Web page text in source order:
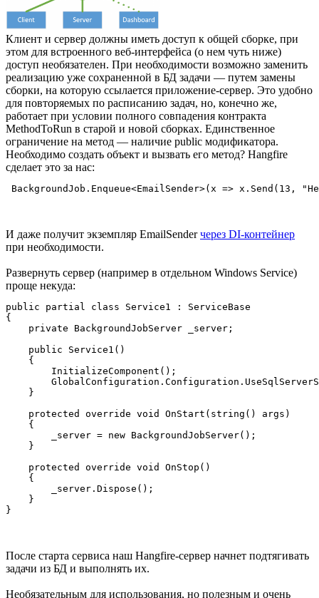
Клиент и сервер должны иметь доступ к общей сборке, при
этом для встроенного веб-интерфейса (о нем чуть ниже)
доступ необязателен. При необходимости возможно заменить
реализацию уже сохраненной в БД задачи — путем замены
сборки, на которую ссылается приложение-сервер. Это удобно
для повторяемых по расписанию задач, но, конечно же,
работает при условии полного совпадения контракта
MethodToRun в старой и новой сборках. Единственное
ограничение на метод — наличие public модификатора.
Необходимо создать объект и вызвать его метод? Hangfire
сделает это за нас:
BackgroundJob.Enqueue<EmailSender>(x => x.Send(13,
И даже получит экземпляр EmailSenderчерез DI-контейнер
при необходимости.
Развернуть сервер (например в отдельном Windows Service)
проще некуда:
public partial class Service1 : ServiceBase
{
    private BackgroundJobServer _server;
    public Service1()
    {
        InitializeComponent();
    }
    protected override void OnStart(string() args)
    {
        _server = new BackgroundJobServer();
    }
    protected override void OnStop()
    {
        _server.Dispose();
    }
}
После старта сервиса наш Hangfire-сервер начнет подтягивать
задачи из БД и выполнять их.
Необязательным для использования, но полезным и очень